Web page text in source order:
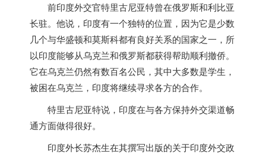
前印度外交官特里古尼亚特曾在俄罗斯和利比亚
长驻。他说， 印度有一个独特的位置，因为它是少数
几个与华盛顿和莫斯科都有良好关系的国家之一，所
以印度能够从乌克兰和俄罗斯都获得帮助顺利撤侨。
它在乌克兰仍然有数百名公民，其中大多数是学生，
被困在乌克兰， 印度将继续寻求各方的合作。
特里古尼亚特说， 印度在与各方保持外交渠道畅
通方面做得很好。
印度外长苏杰生在其撰写出版的关于印度外交政